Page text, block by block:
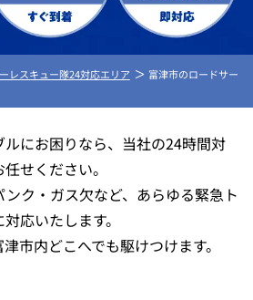
レスキュー隊24対応エリア
富津市のロードサー
にお困りなら、当社の24時間対
せください。
ク・ガス欠など、あらゆる緊急ト
応いたします。
市内どこへでも駆けつけます。